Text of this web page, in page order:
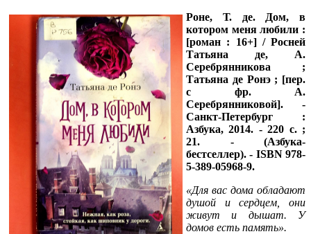
Роне, Т. де.Дом, в
котором меня любили :
[роман : 16+] / Росней
Татьяна де, А.
Серебрянникова ;
Татьяна де Ронэ ; [пер.
с фр. А.
Серебрянниковой]. -
Санкт-Петербург :
Азбука, 2014. - 220 с. ;
21. - (Азбука-
бестселлер). - ISBN 978-
5-389-05968-9.
«Для вас дома обладают
душой и сердцем, они
живут и дышат. У
домов есть память».